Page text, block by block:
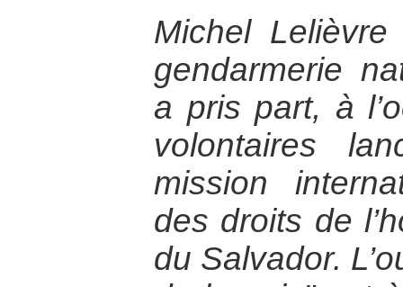
Michel
gendarmerie
a pris part, à
volontaires
mission
des droits de
du Salvador.